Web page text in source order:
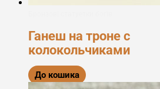
Ганеш на троне с
колокольчиками
До кошика